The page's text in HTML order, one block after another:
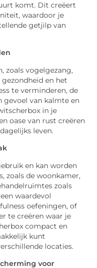
komt. Dit creëert
waardoor je
getjilp van
zoals vogelgezang,
en het
te verminderen, de
gevoel van kalmte en
in je
oase van rust creëren
leven.
en kan worden
zoals de woonkamer,
zoals
waardevol
oefeningen, of
te creëren waar je
compact en
kunt
locaties.
voor